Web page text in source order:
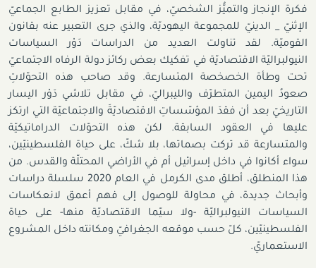
فكرة الإنجاز والتميُّز الشخصيّ، في مقابل تعزيز الطابع الجماعيّ
الإثنيّ _ الدينيّ للمجموعة اليهوديّة، والذي جرى التعبير عنه بقانون
القوميّة. لقد تناولت العديد من الدراسات دَوْر السياسات
النيولبراليّة الاقتصاديّة في تفكيك بعض ركائز دولة الرفاه الاجتماعيّ
تحت وطأة الخصخصة المتسارعة. وقد صاحب هذه التحوّلاتِ
صعودُ اليمين المتطرّف والليبراليّ، في مقابل تلاشي دَوْر اليسار
التاريخيّ بعد أن فقدَ المؤسّساتِ الاقتصاديّةَ والاجتماعيّة التي ارتكز
عليها في العقود السابقة. لكن هذه التحوّلات الدراماتيكيّة
والمتسارعة قد تركت بصماتها، بلا شكّ، على حياة الفلسطينيّين،
سواء أكانوا في داخل إسرائيل أم في الأراضي المحتلّة والقدس. من
هذا المنطلق، أطلق مدى الكرمل في العام 2020 سلسلة دراسات
وأبحاث جديدة، في محاولة للوصول إلى فهم أعمق لانعكاسات
السياسات النيولبراليّة -ولا سيّما الاقتصاديّة منها- على حياة
الفلسطينيّين، كلّ حسب موقعه الجغرافيّ ومكانته داخل المشروع
الاستعماريّ.